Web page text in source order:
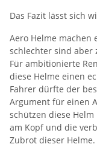
Das Fazit lässt sich
Aero Helme machen
schlechter sind aber
Für ambitionierte
diese Helme einen
Fahrer dürfte der
Argument für einen
schützen diese
am Kopf und die
Zubrot dieser Helme.